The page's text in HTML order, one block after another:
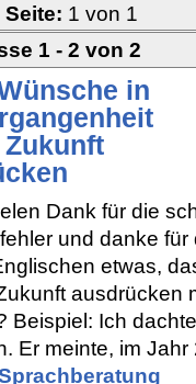
1 von 1
1 - 2 von 2
in
Dank für die
und danke
etwas,
ausdrücken
Beispiel: Ich
Er meinte, im